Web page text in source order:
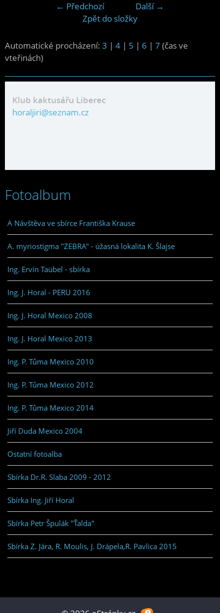
← Předchozí
Další →
Zpět do složky
Automatické procházení: 3 | 4 | 5 | 6 | 7 (čas ve
vteřinách)
Klub kaktusářu Liberec
horaljiri@seznam.cz
Fotoalbum
A Návštěva ve sbírce Františka Krause
A. myriostigma "ZEBRA" - úžasná lokalita K. Šlajse
Ing. Ervín Taübel - sbírka
Ing. J. Horal - PERU 2016
Ing. J. Horal Mexico 2008
Ing. J. Horal Mexico 2013
Ing. P. Tůma Mexico 2010
Ing. P. Tůma Mexico 2012
Ing. P. Tůma Mexico 2014
Jiří Duda Mexico 2004
Ostatní fotoalba
Sbírka Dr.R. Slaba 2009 - 2012
Sbírka Ing. Jiří Horal
Sbírka Petr Špulák "Ťalda"
Sbírka Z. Jára, R. Moulis, J. Drápela,R. Pavlica 2015